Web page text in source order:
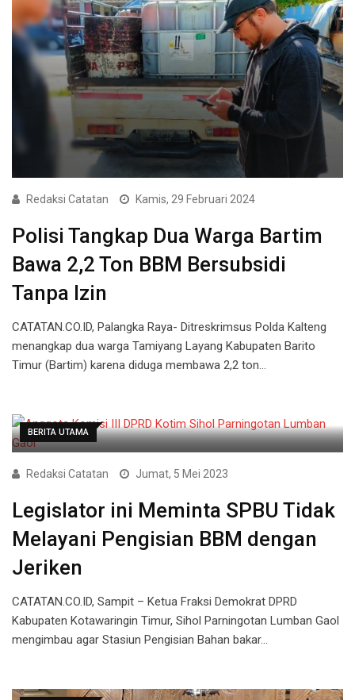
Redaksi Catatan Kamis, 29 Februari 2024
Polisi Tangkap Dua Warga Bartim
Bawa 2,2 Ton BBM Bersubsidi
Tanpa Izin
CATATAN.CO.ID, Palangka Raya- Ditreskrimsus Polda Kalteng
menangkap dua warga Tamiyang Layang Kabupaten Barito
Timur (Bartim) karena diduga membawa 2,2 ton…
BERITA UTAMA
Redaksi Catatan Jumat, 5 Mei 2023
Legislator ini Meminta SPBU Tidak
Melayani Pengisian BBM dengan
Jeriken
CATATAN.CO.ID, Sampit – Ketua Fraksi Demokrat DPRD
Kabupaten Kotawaringin Timur, Sihol Parningotan Lumban Gaol
mengimbau agar Stasiun Pengisian Bahan bakar…